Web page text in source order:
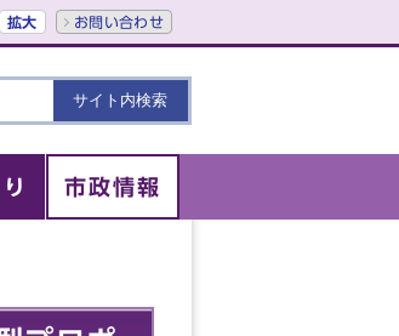
拡大 お問い合わせ
市政情報